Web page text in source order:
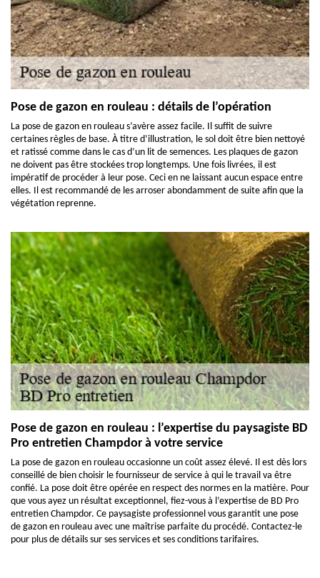
Pose de gazon en rouleau : détails de l’opération
La pose de gazon en rouleau s’avère assez facile. Il suffit de suivre
certaines règles de base. À titre d’illustration, le sol doit être bien nettoyé
et ratissé comme dans le cas d’un lit de semences. Les plaques de gazon
ne doivent pas être stockées trop longtemps. Une fois livrées, il est
impératif de procéder à leur pose. Ceci en ne laissant aucun espace entre
elles. Il est recommandé de les arroser abondamment de suite afin que la
végétation reprenne.
Pose de gazon en rouleau : l’expertise du paysagiste BD
Pro entretien Champdor à votre service
La pose de gazon en rouleau occasionne un coût assez élevé. Il est dès lors
conseillé de bien choisir le fournisseur de service à qui le travail va être
confié. La pose doit être opérée en respect des normes en la matière. Pour
que vous ayez un résultat exceptionnel, fiez-vous à l’expertise de BD Pro
entretien Champdor. Ce paysagiste professionnel vous garantit une pose
de gazon en rouleau avec une maîtrise parfaite du procédé. Contactez-le
pour plus de détails sur ses services et ses conditions tarifaires.